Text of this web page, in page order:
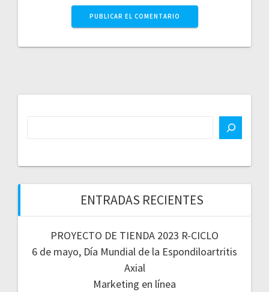
ENTRADAS RECIENTES
PROYECTO DE TIENDA 2023 R-CICLO
6 de mayo, Día Mundial de la Espondiloartritis
Axial
Marketing en línea